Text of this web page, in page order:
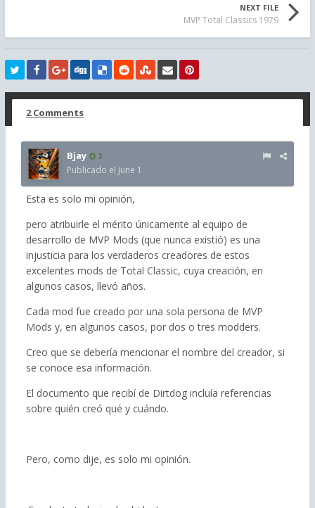
NEXT FILE
MVP Total Classics 1979
2 Comments
Bjay 2
Publicado el June 1
Esta es solo mi opinión,
pero atribuirle el mérito únicamente al equipo de
desarrollo de MVP Mods (que nunca existió) es una
injusticia para los verdaderos creadores de estos
excelentes mods de Total Classic, cuya creación, en
algunos casos, llevó años.
Cada mod fue creado por una sola persona de MVP
Mods y, en algunos casos, por dos o tres modders.
Creo que se debería mencionar el nombre del creador, si
se conoce esa información.
El documento que recibí de Dirtdog incluía referencias
sobre quién creó qué y cuándo.
Pero, como dije, es solo mi opinión.